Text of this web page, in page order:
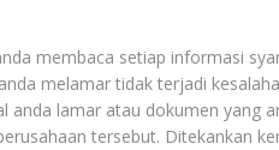
membaca setiap informasi
melamar tidak terjadi
anda lamar atau dokumen yang
tersebut. Ditekankan